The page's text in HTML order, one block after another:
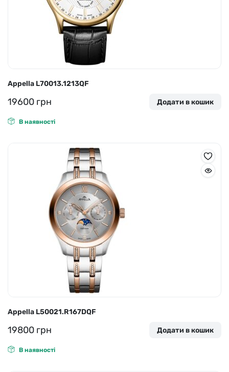
Appella L70013.1213QF
19600 грн Додати в кошик
В наявності
Appella L50021.R167DQF
19800 грн Додати в кошик
В наявності